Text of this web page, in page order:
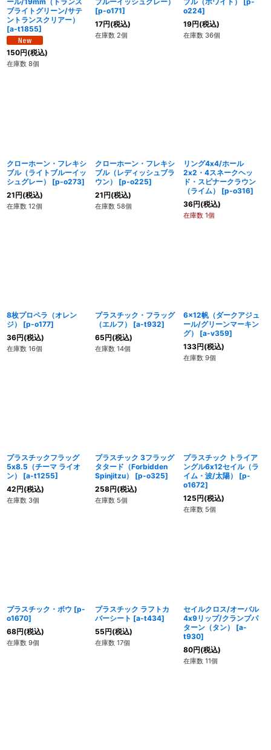
ブライトグリーン/サテ
ントランスクリアー）
[a-t1855]
150円(税込)
在庫数 8個
[p-o171]
17円(税込)
在庫数 2個
o224]
19円(税込)
在庫数 36個
クローホーン・フレキシ
ブル（ライトブルーイッ
シュグレー）
[p-o273]
21円(税込)
在庫数 12個
クローホーン・フレキシ
ブル（レディッシュブラ
ウン）
[p-o225]
21円(税込)
在庫数 58個
リング4x4/ホール
2x2・4スネークヘッ
ド・スピナークラウン
（ライム）
[p-o316]
36円(税込)
在庫数 1個
8枚プロペラ（オレン
ジ）
[p-o177]
36円(税込)
在庫数 16個
プラスチック・フラッグ
（エルフ）
[a-t932]
65円(税込)
在庫数 14個
6x12帆（ダークアジュ
ール/グリーンマーキン
グ）
[a-v359]
133円(税込)
在庫数 9個
プラスチックフラッグ
5x8.5（チーマ ライオ
ン）
[a-t1255]
42円(税込)
在庫数 3個
プラスチック 3フラッグ
タタード（Forbidden
Spinjitzu）
[p-o325]
258円(税込)
在庫数 5個
プラスチック トライア
ングル6x12セイル（ラ
イム・波/太陽）
[p-
o1672]
125円(税込)
在庫数 5個
プラスチック・ボウ [p-
o1670]
68円(税込)
在庫数 9個
プラスチック ラフトカ
バーシート [a-t434]
55円(税込)
在庫数 17個
セイルクロス/オーバル
4x9リップ/クランプパ
ターン（タン）
[a-
t930]
80円(税込)
在庫数 11個